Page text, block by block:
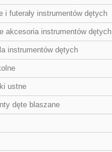
i futerały instrumentów dętych
akcesoria instrumentów dętych
instrumentów dętych
ustne
dęte blaszane